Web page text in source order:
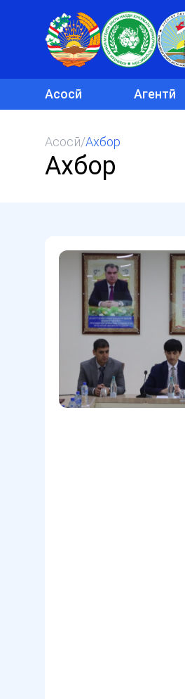
Асосӣ Агентӣ
Асосӣ/Ахбор
Ахбор